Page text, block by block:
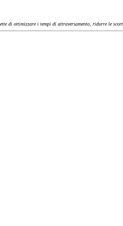
di ottimizzare i tempi di attraversamento, ridurre le